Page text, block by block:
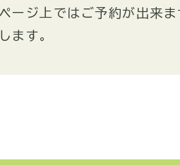
ージ上ではご予約が出来
ます。